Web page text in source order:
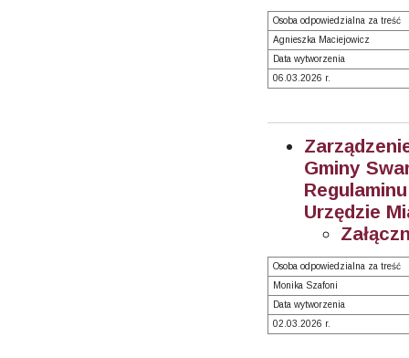
Osoba odpowiedzialna za treść
Agnieszka Maciejowicz
Data wytworzenia
06.03.2026 r.
Gminy
Urzędzie
Osoba odpowiedzialna za treść
Monika Szafoni
Data wytworzenia
02.03.2026 r.